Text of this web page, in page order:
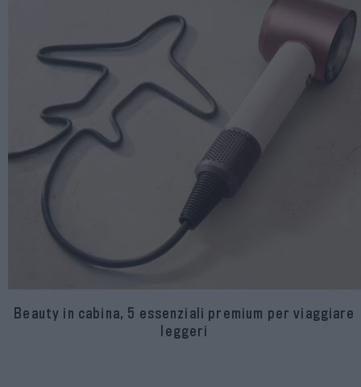
Beauty in cabina, 5 essenziali premium per viaggiare
leggeri